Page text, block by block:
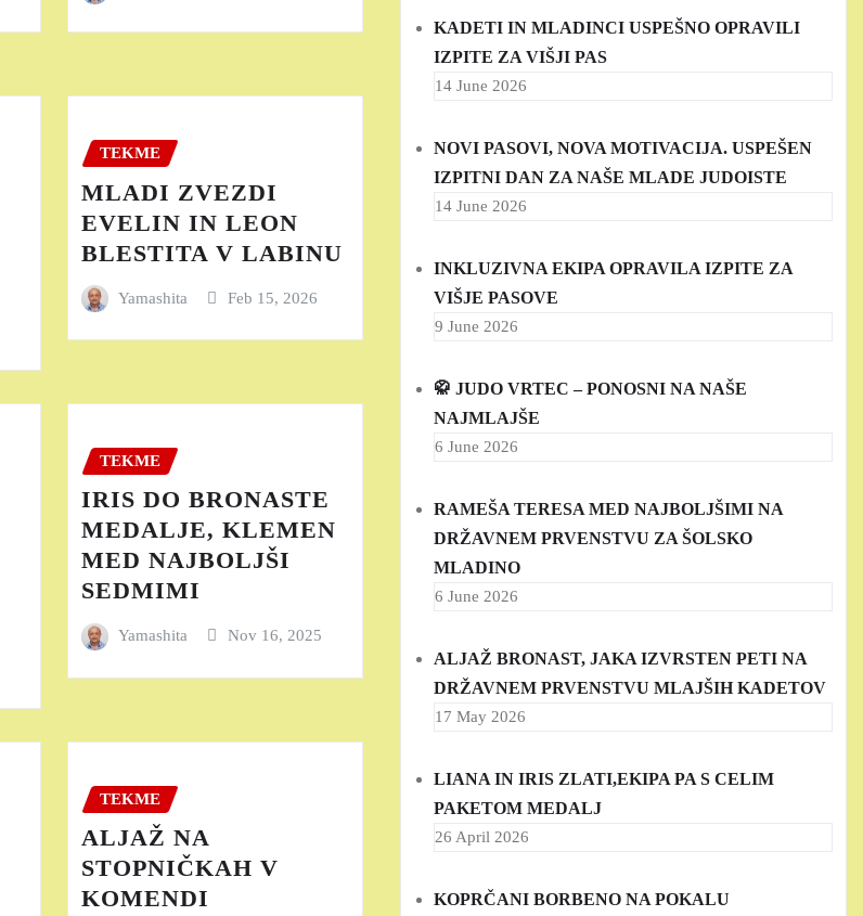
TEKME
MLADI ZVEZDI
EVELIN IN LEON
BLESTITA V LABINU
Yamashita Feb 15, 2026
TEKME
IRIS DO BRONASTE
MEDALJE, KLEMEN
MED NAJBOLJŠI
SEDMIMI
Yamashita Nov 16, 2025
TEKME
ALJAŽ NA
STOPNIČKAH V
KOMENDI
KADETI IN MLADINCI USPEŠNO OPRAVILI
IZPITE ZA VIŠJI PAS
14 June 2026
NOVI PASOVI, NOVA MOTIVACIJA. USPEŠEN
IZPITNI DAN ZA NAŠE MLADE JUDOISTE
14 June 2026
INKLUZIVNA EKIPA OPRAVILA IZPITE ZA
VIŠJE PASOVE
9 June 2026
🥋 JUDO VRTEC – PONOSNI NA NAŠE
NAJMLAJŠE
6 June 2026
RAMEŠA TERESA MED NAJBOLJŠIMI NA
DRŽAVNEM PRVENSTVU ZA ŠOLSKO
MLADINO
6 June 2026
ALJAŽ BRONAST, JAKA IZVRSTEN PETI NA
DRŽAVNEM PRVENSTVU MLAJŠIH KADETOV
17 May 2026
LIANA IN IRIS ZLATI,EKIPA PA S CELIM
PAKETOM MEDALJ
26 April 2026
KOPRČANI BORBENO NA POKALU